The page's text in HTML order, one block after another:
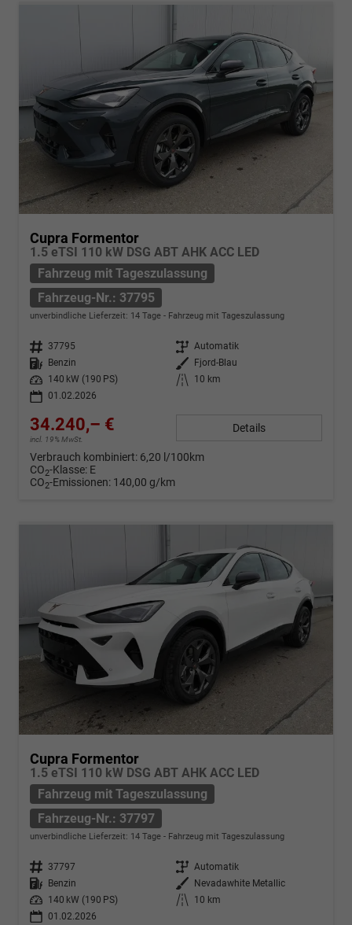
Cupra Formentor
1.5 eTSI 110 kW DSG ABT AHK ACC LED
Fahrzeug mit Tageszulassung
Fahrzeug-Nr.: 37795
unverbindliche Lieferzeit: 14 Tage Fahrzeug mit Tageszulassung
Fahrzeug-Nr. 37795 Getriebe Automatik
Kraftstoff
Benzin Außenfarbe
Fjord-Blau
Leistung
140 kW (190 PS) Kilometerstand
10 km
01.02.2026
34.240,– €
incl. 19% MwSt.
Details
Verbrauch kombiniert: 6,20 l/100km
CO2-Klasse: E
CO2-Emissionen: 140,00 g/km
Cupra Formentor
1.5 eTSI 110 kW DSG ABT AHK ACC LED
Fahrzeug mit Tageszulassung
Fahrzeug-Nr.: 37797
unverbindliche Lieferzeit: 14 Tage Fahrzeug mit Tageszulassung
Fahrzeug-Nr. 37797 Getriebe Automatik
Kraftstoff Benzin Außenfarbe
Nevadawhite Metallic
Leistung
140 kW (190 PS) Kilometerstand
10 km
01.02.2026